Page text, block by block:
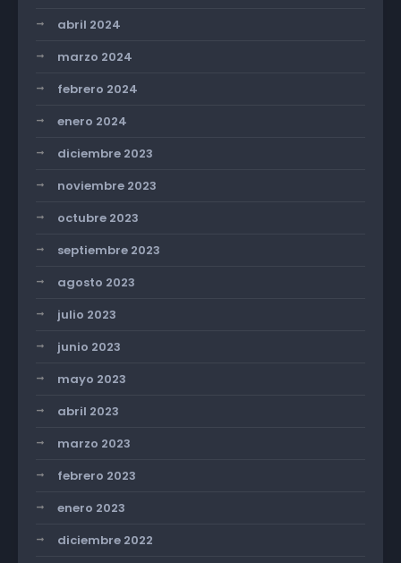
abril 2024
marzo 2024
febrero 2024
enero 2024
diciembre 2023
noviembre 2023
octubre 2023
septiembre 2023
agosto 2023
julio 2023
junio 2023
mayo 2023
abril 2023
marzo 2023
febrero 2023
enero 2023
diciembre 2022